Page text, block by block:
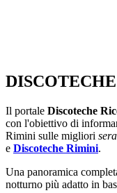
Il portale Discoteche
con l'obiettivo di
Rimini sulle migliori
e Discoteche Rimini.
Una panoramica
notturno più adatto in